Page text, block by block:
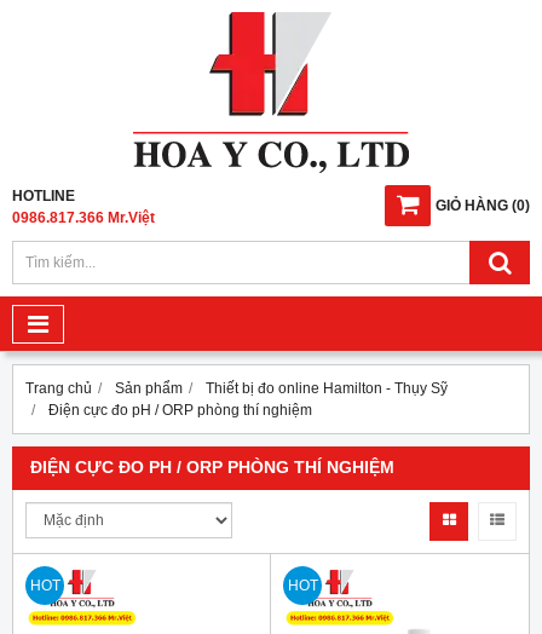
GIỎ HÀNG (0)
HOTLINE
0986.817.366 Mr.Việt
Trang chủ Sản phẩm
Thiết bị đo online Hamilton - Thụy Sỹ
Điện cực đo pH / ORP phòng thí nghiệm
ĐIỆN CỰC ĐO PH / ORP PHÒNG THÍ NGHIỆM
HOT HOT